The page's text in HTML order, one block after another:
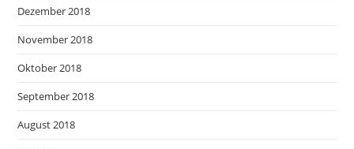
Dezember 2018
November 2018
Oktober 2018
September 2018
August 2018